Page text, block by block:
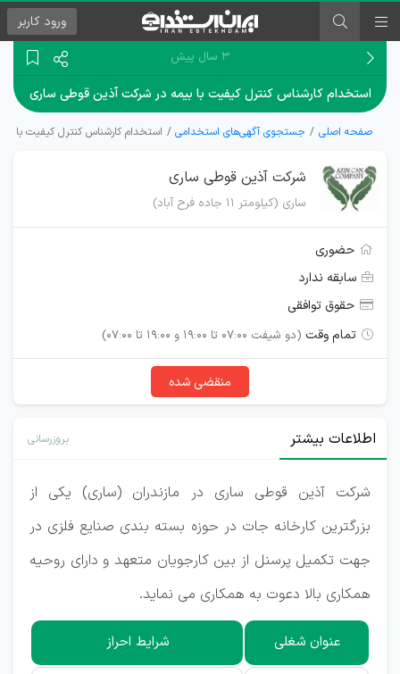
ورود کاربر
۳ سال پیش
استخدام کارشناس کنترل کیفیت با بیمه در شرکت آذین قوطی ساری
صفحه اصلی جستجوی آگهی‌های استخدامی استخدام کارشناس کنترل کیفیت با
شرکت آذین قوطی ساری
ساری (کیلومتر 11 جاده فرح آباد)
حضوری
سابقه ندارد
حقوق توافقی
تمام وقت (دو شیفت 07:00 تا 19:00 و 19:00 تا 07:00)
منقضی شده
اطلاعات بیشتر بروزرسانی
شرکت آذین قوطی ساری در مازندران (ساری) یکی از
بزرگترین کارخانه جات در حوزه بسته بندی صنایع فلزی در
جهت تکمیل پرسنل از بین کارجویان متعهد و دارای روحیه
همکاری بالا دعوت به همکاری می نماید.
عنوان شغلی شرایط احراز